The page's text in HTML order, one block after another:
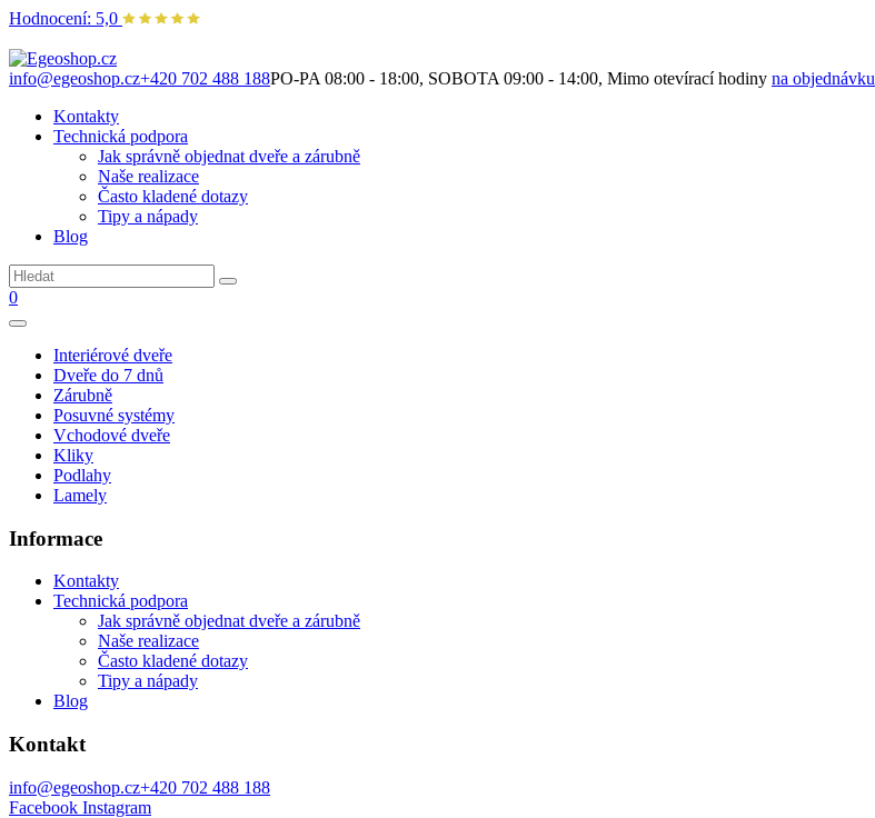
Hodnocení: 5,0
info@egeoshop.cz+420 702 488 188PO-PA 08:00 - 18:00, SOBOTA 09:00 - 14:00, Mimo otevírací hodiny na objednávku
Kontakty
Technická podpora
Jak správně objednat dveře a zárubně
Naše realizace
Často kladené dotazy
Tipy a nápady
Blog
0
Interiérové dveře
Dveře do 7 dnů
Zárubně
Posuvné systémy
Vchodové dveře
Kliky
Podlahy
Lamely
Informace
Kontakty
Technická podpora
Jak správně objednat dveře a zárubně
Naše realizace
Často kladené dotazy
Tipy a nápady
Blog
Kontakt
info@egeoshop.cz+420 702 488 188
Facebook Instagram